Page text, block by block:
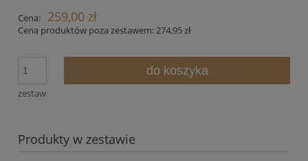
Cena: 259,00 zł
Cena produktów poza zestawem: 274,95 zł
zestaw
do koszyka
Produkty w zestawie